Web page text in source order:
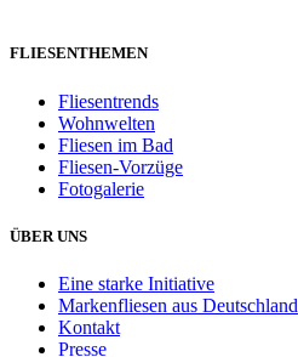
FLIESENTHEMEN
Fliesentrends
Wohnwelten
Fliesen im Bad
Fliesen-Vorzüge
Fotogalerie
ÜBER UNS
Eine starke Initiative
Markenfliesen aus Deutschland
Kontakt
Presse